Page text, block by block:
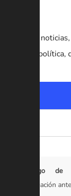
Canal de
sobre la
Descargo de
investigación